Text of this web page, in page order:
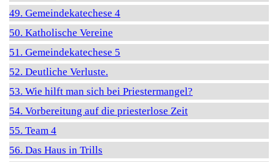
49. Gemeindekatechese 4
50. Katholische Vereine
51. Gemeindekatechese 5
52. Deutliche Verluste.
53. Wie hilft man sich bei Priestermangel?
54. Vorbereitung auf die priesterlose Zeit
55. Team 4
56. Das Haus in Trills